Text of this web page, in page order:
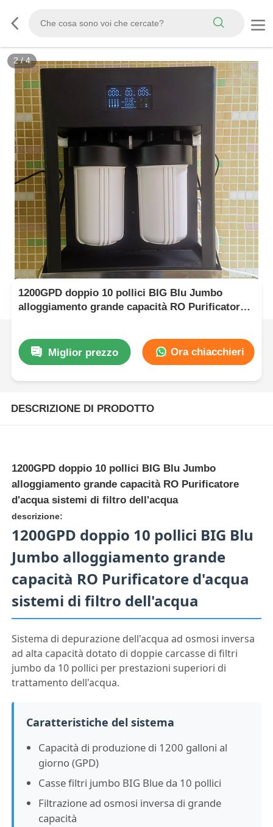
2/4
1200GPD doppio 10 pollici BIG Blu Jumbo
alloggiamento grande capacità RO Purificatore
Miglior prezzo Ora chiacchieri
DESCRIZIONE DI PRODOTTO
1200GPD doppio 10 pollici BIG Blu Jumbo
alloggiamento grande capacità RO Purificatore
d'acqua sistemi di filtro dell'acqua
descrizione:
1200GPD doppio 10 pollici BIG Blu
Jumbo alloggiamento grande
capacità RO Purificatore d'acqua
sistemi di filtro dell'acqua
Sistema di depurazione dell'acqua ad osmosi inversa
ad alta capacità dotato di doppie carcasse di filtri
jumbo da 10 pollici per prestazioni superiori di
trattamento dell'acqua.
Caratteristiche del sistema
Capacità di produzione di 1200 galloni al
giorno (GPD)
Casse filtri jumbo BIG Blue da 10 pollici
Filtrazione ad osmosi inversa di grande
capacità